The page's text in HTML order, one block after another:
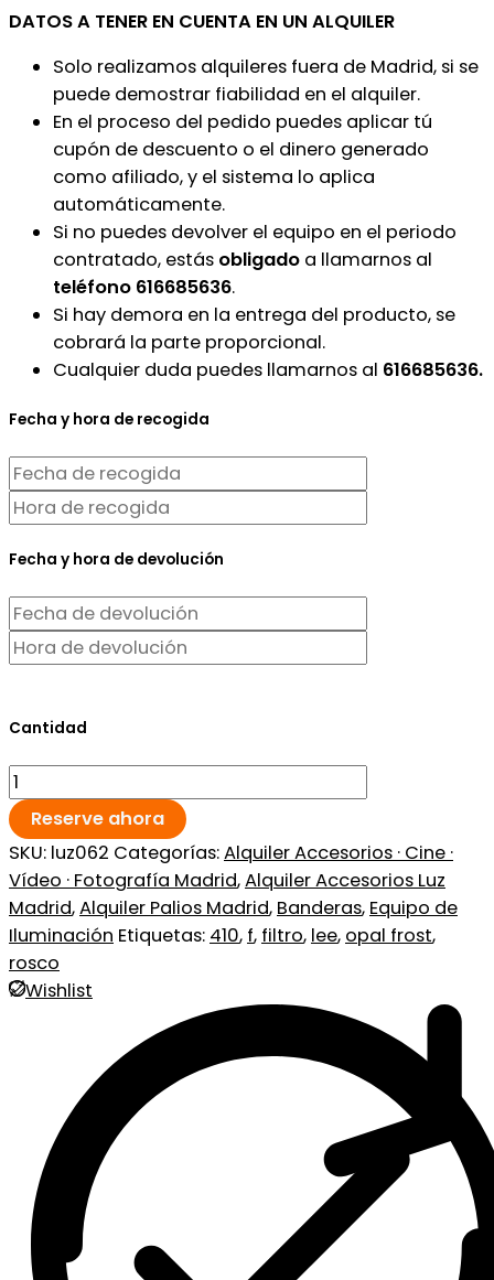
DATOS A TENER EN CUENTA EN UN ALQUILER
Solo realizamos alquileres fuera de Madrid, si se
puede demostrar fiabilidad en el alquiler.
En el proceso del pedido puedes aplicar tú
cupón de descuento o el dinero generado
como afiliado, y el sistema lo aplica
automáticamente.
Si no puedes devolver el equipo en el periodo
contratado, estás obligado a llamarnos al
teléfono 616685636.
Si hay demora en la entrega del producto, se
cobrará la parte proporcional.
Cualquier duda puedes llamarnos al 616685636.
Fecha y hora de recogida
Fecha y hora de devolución
Cantidad
Reserve ahora
SKU: luz062 Categorías:Alquiler Accesorios · Cine ·
Vídeo · Fotografía Madrid,Alquiler Accesorios Luz
Madrid,Alquiler Palios Madrid, Banderas, Equipo de
Iluminación Etiquetas: 410, f, filtro, lee, opal frost,
rosco
Wishlist